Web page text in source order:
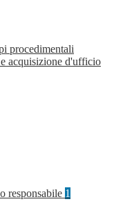
procedimentali
acquisizione d'ufficio
responsabile 1